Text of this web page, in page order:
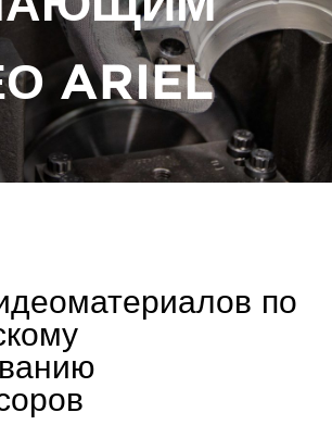
ARIEL
по